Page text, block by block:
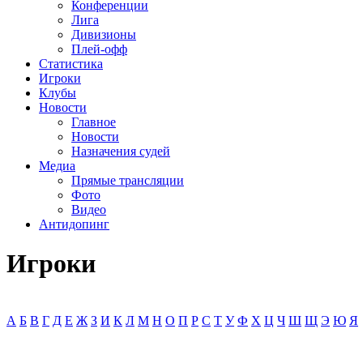
Конференции
Лига
Дивизионы
Плей-офф
Статистика
Игроки
Клубы
Новости
Главное
Новости
Назначения судей
Медиа
Прямые трансляции
Фото
Видео
Антидопинг
Игроки
А Б В Г Д Е Ж З И К Л М Н О П Р С Т У Ф Х Ц Ч Ш Щ Э Ю Я